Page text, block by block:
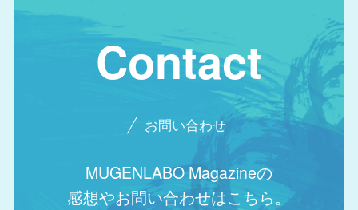
Contact
お問い合わせ
MUGENLABO Magazineの
感想やお問い合わせはこちら。